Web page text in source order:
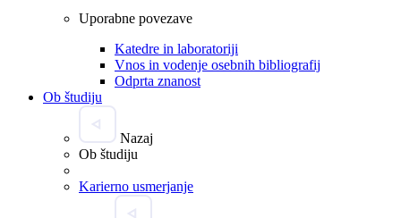
Uporabne povezave
Katedre in laboratoriji
Vnos in vodenje osebnih bibliografij
Odprta znanost
Ob študiju
Nazaj
Ob študiju
Karierno usmerjanje